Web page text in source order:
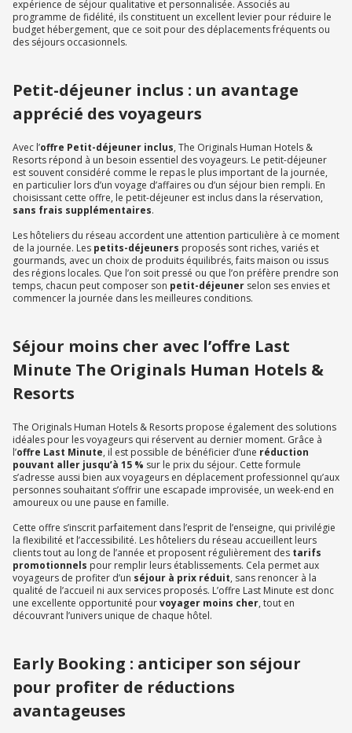
expérience de séjour qualitative et personnalisée. Associés au
programme de fidélité, ils constituent un excellent levier pour réduire le
budget hébergement, que ce soit pour des déplacements fréquents ou
des séjours occasionnels.
Petit-déjeuner inclus : un avantage
apprécié des voyageurs
Avec l’offre Petit-déjeuner inclus, The Originals Human Hotels &
Resorts répond à un besoin essentiel des voyageurs. Le petit-déjeuner
est souvent considéré comme le repas le plus important de la journée,
en particulier lors d’un voyage d’affaires ou d’un séjour bien rempli. En
choisissant cette offre, le petit-déjeuner est inclus dans la réservation,
sans frais supplémentaires.
Les hôteliers du réseau accordent une attention particulière à ce moment
de la journée. Les petits-déjeuners proposés sont riches, variés et
gourmands, avec un choix de produits équilibrés, faits maison ou issus
des régions locales. Que l’on soit pressé ou que l’on préfère prendre son
temps, chacun peut composer son petit-déjeuner selon ses envies et
commencer la journée dans les meilleures conditions.
Séjour moins cher avec l’offre Last
Minute The Originals Human Hotels &
Resorts
The Originals Human Hotels & Resorts propose également des solutions
idéales pour les voyageurs qui réservent au dernier moment. Grâce à
l’offre Last Minute, il est possible de bénéficier d’une réduction
pouvant aller jusqu’à 15 % sur le prix du séjour. Cette formule
s’adresse aussi bien aux voyageurs en déplacement professionnel qu’aux
personnes souhaitant s’offrir une escapade improvisée, un week-end en
amoureux ou une pause en famille.
Cette offre s’inscrit parfaitement dans l’esprit de l’enseigne, qui privilégie
la flexibilité et l’accessibilité. Les hôteliers du réseau accueillent leurs
clients tout au long de l’année et proposent régulièrement des tarifs
promotionnels pour remplir leurs établissements. Cela permet aux
voyageurs de profiter d’un séjour à prix réduit, sans renoncer à la
qualité de l’accueil ni aux services proposés. L’offre Last Minute est donc
une excellente opportunité pourvoyager moins cher, tout en
découvrant l’univers unique de chaque hôtel.
Early Booking : anticiper son séjour
pour profiter de réductions
avantageuses